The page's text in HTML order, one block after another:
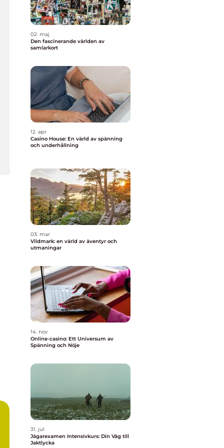
02. maj
Den fascinerande världen av
samlarkort
12. apr
Casino House: En värld av spänning
och underhållning
03. mar
Vildmark: en värld av äventyr och
utmaningar
14. nov
Online-casino: Ett Universum av
Spänning och Nöje
31. jul
Jägarexamen Intensivkurs: Din Väg till
Jaktlycka